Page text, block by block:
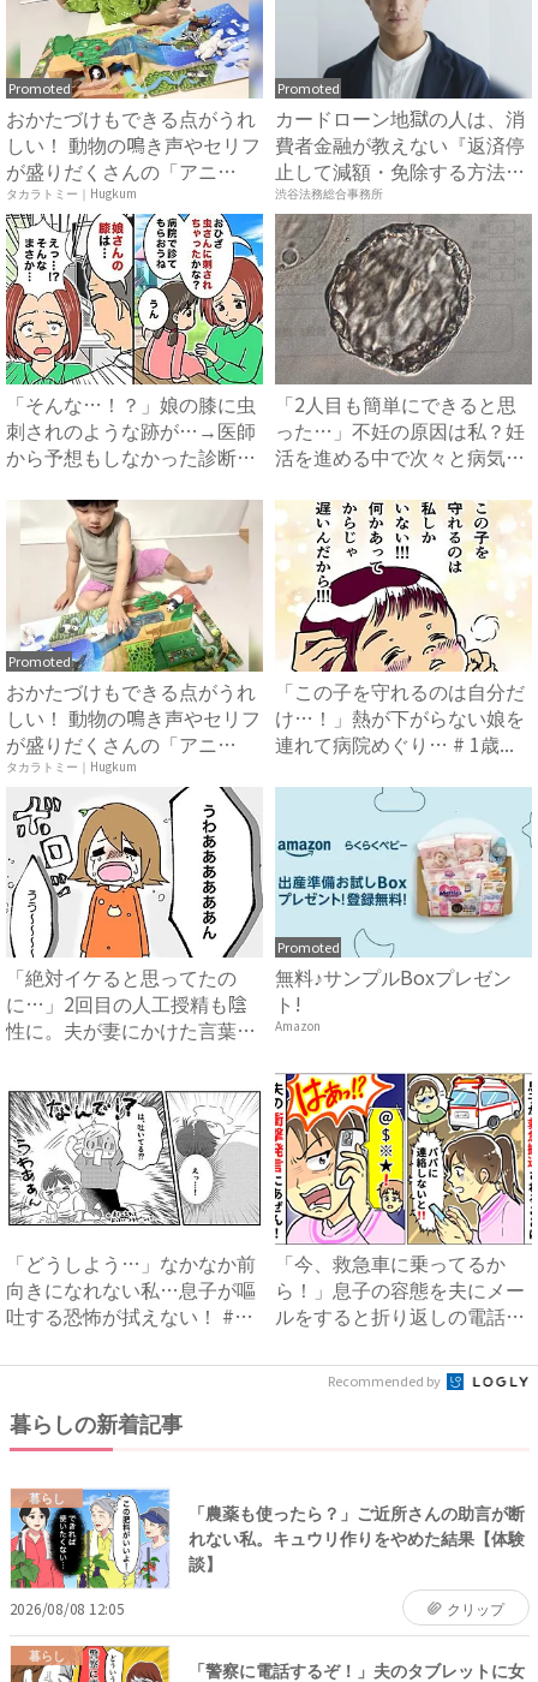
Promoted
おかたづけもできる点がうれ
しい！ 動物の鳴き声やセリフ
が盛りだくさんの「アニ
ア ...
タカラトミー｜Hugkum
Promoted
カードローン地獄の人は、消
費者金融が教えない『返済停
止して減額・免除する方法』
で...
渋谷法務総合事務所
「そんな…！？」娘の膝に虫
刺されのような跡が…→医師
から予想もしなかった診断結
「2人目も簡単にできると思
った…」不妊の原因は私？妊
活を進める中で次々と病気が
Promoted
おかたづけもできる点がうれ
しい！ 動物の鳴き声やセリフ
が盛りだくさんの「アニ
ア ...
タカラトミー｜Hugkum
「この子を守れるのは自分だ
け…！」熱が下がらない娘を
連れて病院めぐり… # 1歳...
「絶対イケると思ってたの
に…」2回目の人工授精も陰
性に。夫が妻にかけた言葉に
Promoted
無料♪サンプルBoxプレゼン
ト!
Amazon
「どうしよう…」なかなか前
向きになれない私…息子が嘔
吐する恐怖が拭えない！ #
「今、救急車に乗ってるか
ら！」息子の容態を夫にメー
ルをすると折り返しの電話
Recommended by
暮らしの新着記事
暮らし
「農薬も使ったら？」ご近所さんの助言が断
れない私。キュウリ作りをやめた結果【体験
談】
2026/08/08 12:05 クリップ
暮らし
「警察に電話するぞ！」夫のタブレットに女